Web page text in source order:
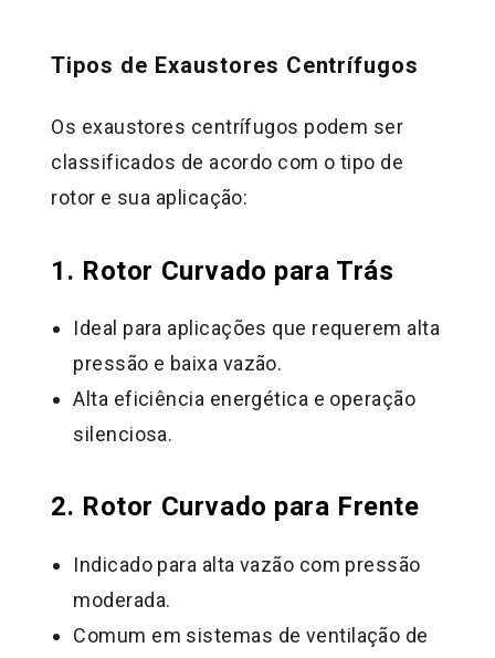
Tipos de Exaustores Centrífugos
Os exaustores centrífugos podem ser
classificados de acordo com o tipo de
rotor e sua aplicação:
1. Rotor Curvado para Trás
Ideal para aplicações que requerem alta
pressão e baixa vazão.
Alta eficiência energética e operação
silenciosa.
2. Rotor Curvado para Frente
Indicado para alta vazão com pressão
moderada.
Comum em sistemas de ventilação de